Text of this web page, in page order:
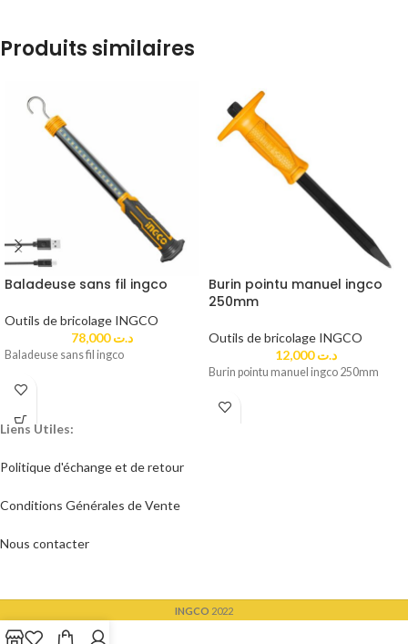
Produits similaires
Baladeuse sans fil ingco
Outils de bricolage INGCO
د.ت78,000
Baladeuse sans fil ingco
Burin pointu manuel ingco
250mm
Outils de bricolage INGCO
د.ت12,000
Burin pointu manuel ingco 250mm
Liens Utiles:
Politique d'échange et de retour​
Conditions Générales de Vente
Nous contacter
INGCO 2022